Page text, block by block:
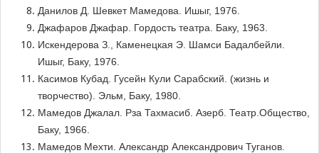
Данилов Д. Шевкет Мамедова. Ишыг, 1976.
Джафаров Джафар. Гордость театра. Баку, 1963.
Искендерова З., Каменецкая Э. Шамси Бадалбейли.
Ишыг, Баку, 1976.
Касимов Кубад. Гусейн Кули Сарабский. (жизнь и
творчество). Эльм, Баку, 1980.
Мамедов Джалал. Рза Тахмасиб. Азерб. Театр.Общество,
Баку, 1966.
Мамедов Мехти. Александр Александрович Туганов.